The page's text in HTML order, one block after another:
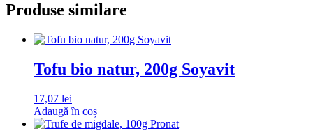
Produse similare
Tofu bio natur, 200g Soyavit
17,07 lei
Adaugă în coș